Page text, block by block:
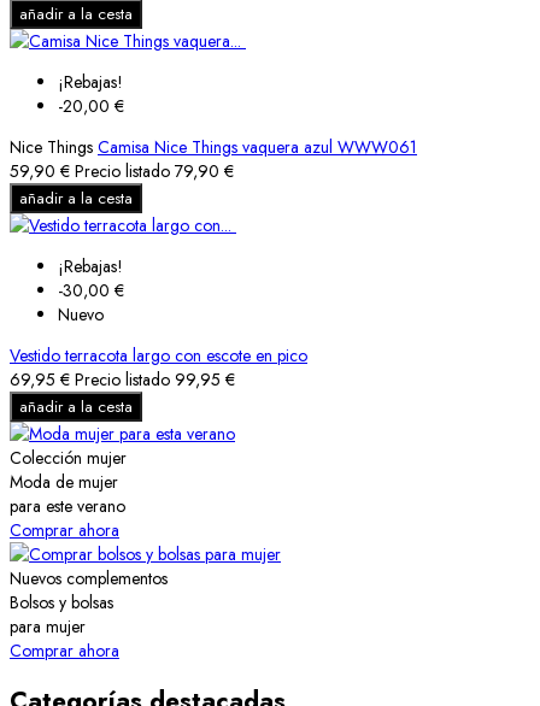
añadir a la cesta
¡Rebajas!
-20,00 €
Nice Things Camisa Nice Things vaquera azul WWW061
59,90 € Precio listado 79,90 €
añadir a la cesta
¡Rebajas!
-30,00 €
Nuevo
Vestido terracota largo con escote en pico
69,95 € Precio listado 99,95 €
añadir a la cesta
Colección mujer
Moda de mujer
para este verano
Comprar ahora
Nuevos complementos
Bolsos y bolsas
para mujer
Comprar ahora